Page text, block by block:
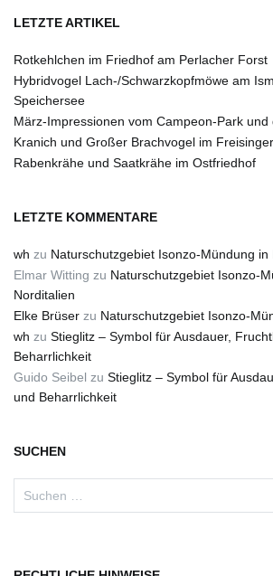
LETZTE ARTIKEL
Rotkehlchen im Friedhof am Perlacher Forst
Hybridvogel Lach-/Schwarzkopfmöwe am
Speichersee
März-Impressionen vom Campeon-Park und
Kranich und Großer Brachvogel im
Rabenkrähe und Saatkrähe im Ostfriedhof
LETZTE KOMMENTARE
wh zu Naturschutzgebiet Isonzo-Mündung in
Elmar Witting zu Naturschutzgebiet Isonzo-
Norditalien
Elke Brüser zu Naturschutzgebiet Isonzo-
wh zu Stieglitz – Symbol für Ausdauer,
Beharrlichkeit
Guido Seibel zu Stieglitz – Symbol für
und Beharrlichkeit
SUCHEN